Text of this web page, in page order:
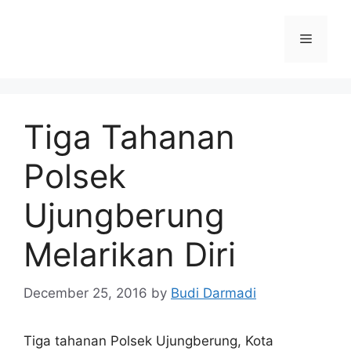
Tiga Tahanan
Polsek
Ujungberung
Melarikan Diri
December 25, 2016 by Budi Darmadi
Tiga tahanan Polsek Ujungberung, Kota